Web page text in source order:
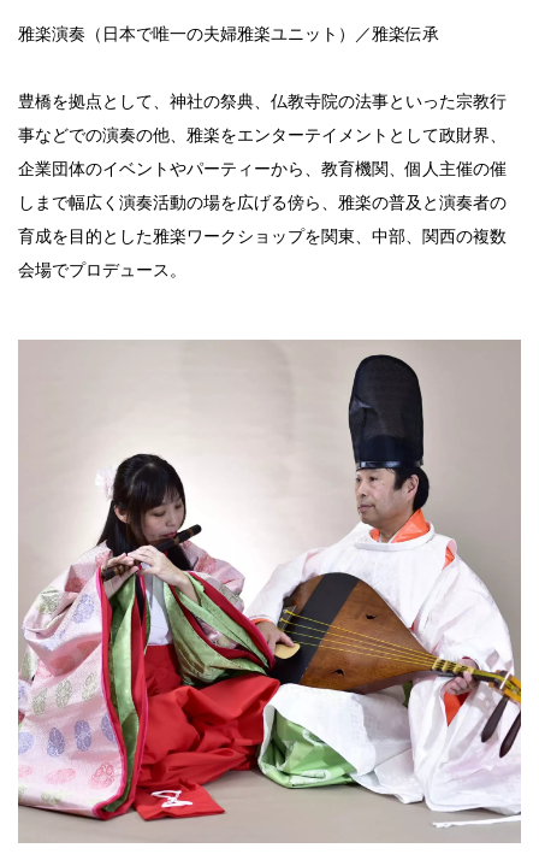
雅楽演奏（日本で唯一の夫婦雅楽ユニット）／雅楽伝承
豊橋を拠点として、神社の祭典、仏教寺院の法事といった宗教行
事などでの演奏の他、雅楽をエンターテイメントとして政財界、
企業団体のイベントやパーティーから、教育機関、個人主催の催
しまで幅広く演奏活動の場を広げる傍ら、雅楽の普及と演奏者の
育成を目的とした雅楽ワークショップを関東、中部、関西の複数
会場でプロデュース。